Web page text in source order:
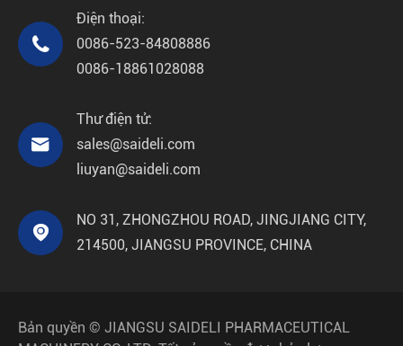

Điện thoại:
0086-523-84808886
0086-18861028088

Thư điện tử:
sales@saideli.com
liuyan@saideli.com

NO 31, ZHONGZHOU ROAD, JINGJIANG CITY,
214500, JIANGSU PROVINCE, CHINA
Bản quyền © JIANGSU SAIDELI PHARMACEUTICAL